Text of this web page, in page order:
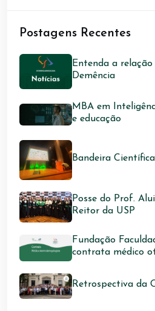
Postagens Recentes
Entenda a
Demência
MBA em
e educação
Bandeira Científica
Posse do Prof.
Reitor da USP
Fundação
contrata médico
Retrospectiva da